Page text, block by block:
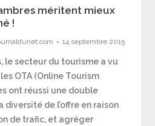
méritent mieux
!
14 septembre 2015
le secteur du tourisme a vu
OTA (Online Tourism
ont réussi une double
diversité de l’offre en raison
de trafic, et agréger